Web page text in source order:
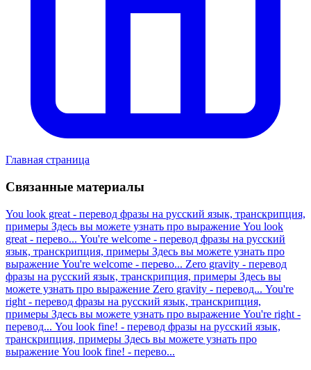
Главная страница
Связанные материалы
You look great - перевод фразы на русский язык, транскрипция,
примеры Здесь вы можете узнать про выражение You look
great - перево... You're welcome - перевод фразы на русский
язык, транскрипция, примеры Здесь вы можете узнать про
выражение You're welcome - перево... Zero gravity - перевод
фразы на русский язык, транскрипция, примеры Здесь вы
можете узнать про выражение Zero gravity - перевод... You're
right - перевод фразы на русский язык, транскрипция,
примеры Здесь вы можете узнать про выражение You're right -
перевод... You look fine! - перевод фразы на русский язык,
транскрипция, примеры Здесь вы можете узнать про
выражение You look fine! - перево...